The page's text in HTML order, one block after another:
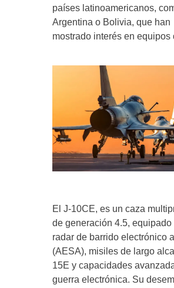
países latinoamericanos,
Argentina o Bolivia, que han
mostrado interés en equipos
El J-10CE, es un caza
de generación 4.5, equipado
radar de barrido electrónico
(AESA), misiles de largo
15E y capacidades
guerra electrónica. Su